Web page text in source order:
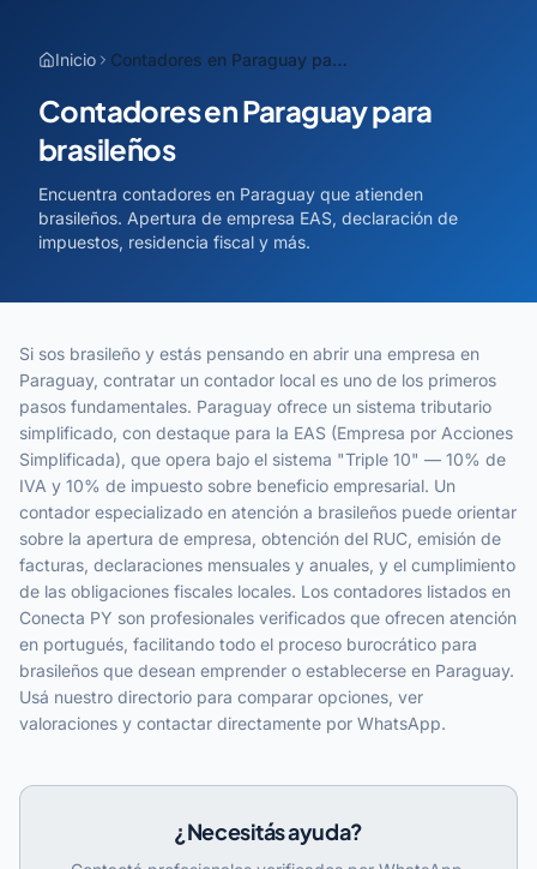
Inicio Contadores en Paraguay para brasileños
Contadores en Paraguay para
brasileños
Encuentra contadores en Paraguay que atienden
brasileños. Apertura de empresa EAS, declaración de
impuestos, residencia fiscal y más.
Si sos brasileño y estás pensando en abrir una empresa en
Paraguay, contratar un contador local es uno de los primeros
pasos fundamentales. Paraguay ofrece un sistema tributario
simplificado, con destaque para la EAS (Empresa por Acciones
Simplificada), que opera bajo el sistema "Triple 10" — 10% de
IVA y 10% de impuesto sobre beneficio empresarial. Un
contador especializado en atención a brasileños puede orientar
sobre la apertura de empresa, obtención del RUC, emisión de
facturas, declaraciones mensuales y anuales, y el cumplimiento
de las obligaciones fiscales locales. Los contadores listados en
Conecta PY son profesionales verificados que ofrecen atención
en portugués, facilitando todo el proceso burocrático para
brasileños que desean emprender o establecerse en Paraguay.
Usá nuestro directorio para comparar opciones, ver
valoraciones y contactar directamente por WhatsApp.
¿Necesitás ayuda?